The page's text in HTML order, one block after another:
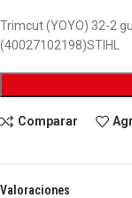
Trimcut (YOYO) 32-2
(40027102198)STIHL
Comparar
Valoraciones